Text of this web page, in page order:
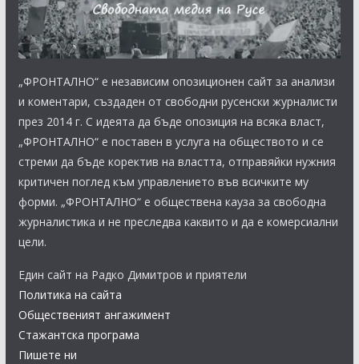
„ФРОНТАЛНО“ е независим опозиционен сайт за анализи
и коментари, създаден от свободни русенски журналисти
през 2014 г. С идеята да бъде опозиция на всяка власт,
„ФРОНТАЛНО“ е поставен в услуга на обществото и се
стреми да бъде коректив на властта, отправяйки нужния
критичен поглед към управлението във всичките му
форми. „ФРОНТАЛНО“ е обществена кауза за свободна
журналистика и не преследва каквито и да е комерсиални
цели.
Един сайт на Радко Димитров и приятели
Политика на сайта
Общественият ангажимент
Стажантска програма
Пишете ни